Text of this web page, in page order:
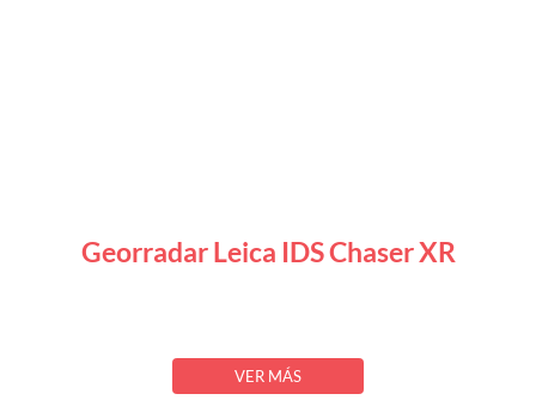
Georradar Leica IDS Chaser XR
VER MÁS